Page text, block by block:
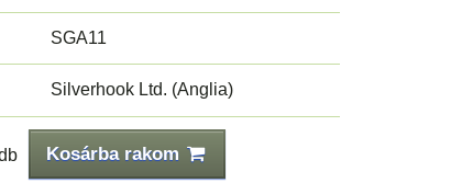
SGA11
Silverhook Ltd. (Anglia)
Kosárba rakom